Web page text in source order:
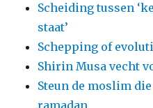
Scheiding tussen
staat’
Schepping of
Shirin Musa vecht
Steun de moslim